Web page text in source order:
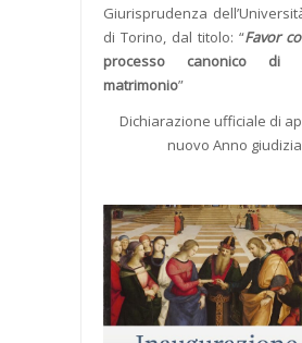
Giurisprudenza
di Torino, dal titolo: “Favor
processo canonico di
matrimonio”
Dichiarazione ufficiale di
nuovo Anno